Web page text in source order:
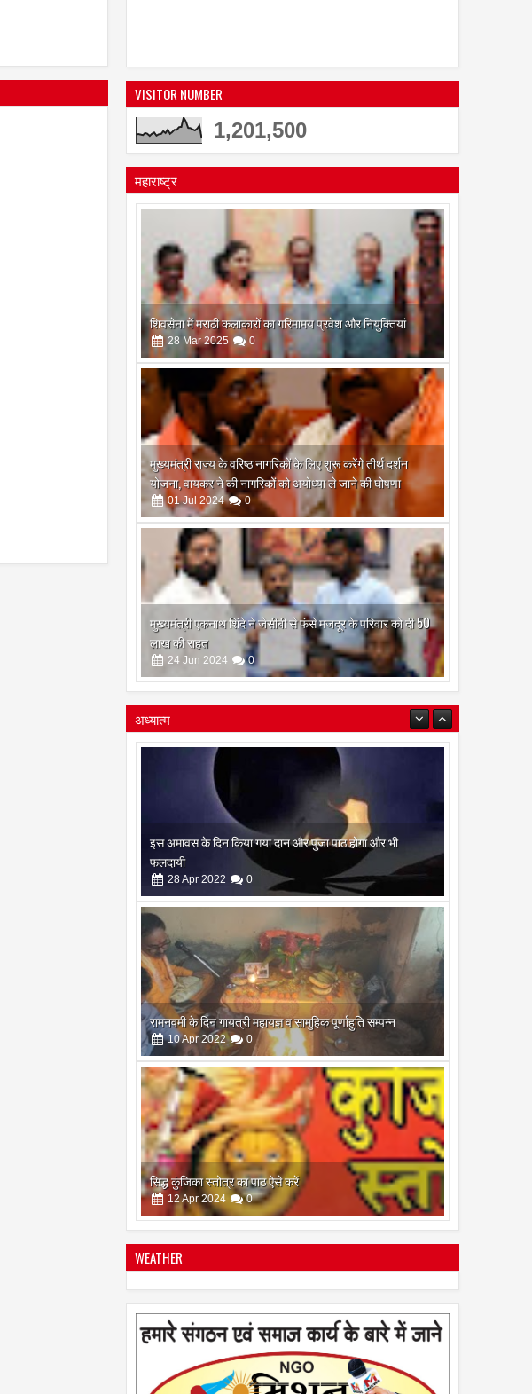
VISITOR NUMBER
1,201,500
महाराष्ट्र
शिवसेना में मराठी कलाकारों का गरिमामय प्रवेश और नियुक्तियां
28 Mar 2025 0
मुख्यमंत्री राज्य के वरिष्ठ नागरिकों के लिए शुरू करेंगे तीर्थ दर्शन
योजना, वायकर ने की नागरिकों को अयोध्या ले जाने की घोषणा
01 Jul 2024 0
मुख्यमंत्री एकनाथ शिंदे ने जेसीबी से फंसे मजदूर के परिवार को दी 50
लाख की राहत
24 Jun 2024 0
अध्यात्म
इस अमावस के दिन किया गया दान और पुजा पाठ होगा और भी
फलदायी
28Apr 2022 0
रामनवमी के दिन गायत्री महायज्ञ व सामुहिक पूर्णाहुति सम्पन्न
10Apr 2022 0
सिद्ध कुंजिका स्तोत्र का पाठ ऐसे करें
12Apr 2024 0
स्त्रियां गुरु क्यों नही बन सकती
2022 0
WEATHER